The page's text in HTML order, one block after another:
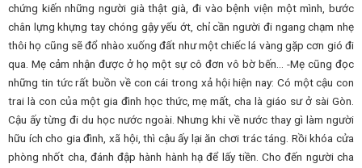
chứng kiến những người già thật già, đi vào bệnh viện một mình, bước
chân lựng khựng tay chóng gậy yếu ớt, chỉ cần người đi ngang chạm nhẹ
thôi họ cũng sẽ đổ nhào xuống đất như một chiếc lá vàng gặp cơn gió đi
qua. Mẹ cảm nhận được ở họ một sự cô đơn vô bờ bến… -Mẹ cũng đọc
những tin tức rất buồn về con cái trong xả hội hiện nay: Có một cậu con
trai là con của một gia đình học thức, mẹ mất, cha là giáo sư ở sài Gòn.
Cậu ấy từng đi du học nước ngoài. Nhưng khi về nước thay gì làm người
hữu ích cho gia đình, xã hội, thì cậu ấy lại ăn chơi trác táng. Rồi khóa cửa
phòng nhốt cha, đánh đập hành hành hạ để lấy tiền. Cho đến người cha